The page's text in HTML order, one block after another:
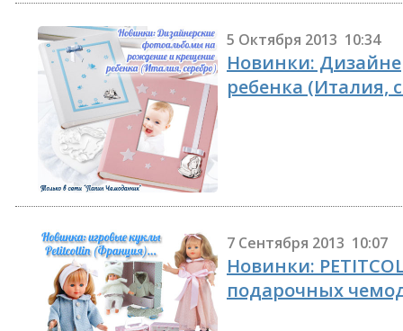
5 Октября 2013 10:34
Новинки:
ребенка (Италия,
7 Сентября 2013 10:07
Новинки:
подарочных